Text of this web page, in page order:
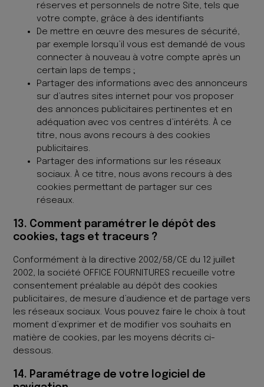
réserves et personnels de notre Site, tels que
votre compte, grâce à des identifiants
De mettre en œuvre des mesures de sécurité,
par exemple lorsqu’il vous est demandé de vous
connecter à nouveau à votre compte après un
certain laps de temps ;
Partager des informations avec des annonceurs
sur d’autres sites internet pour vos proposer
des annonces publicitaires pertinentes et en
adéquation avec vos centres d’intérêts. À ce
titre, nous avons recours à des cookies
publicitaires.
Partager des informations sur les réseaux
sociaux. À ce titre, nous avons recours à des
cookies permettant de partager sur ces
réseaux.
13. Comment paramétrer le dépôt des
cookies, tags et traceurs ?
Conformément à la directive 2002/58/CE du 12 juillet
2002, la société OFFICE FOURNITURES recueille votre
consentement préalable au dépôt des cookies
publicitaires, de mesure d’audience et de partage vers
les réseaux sociaux. Vous pouvez faire le choix à tout
moment d’exprimer et de modifier vos souhaits en
matière de cookies, par les moyens décrits ci-
dessous.
14. Paramétrage de votre logiciel de